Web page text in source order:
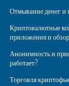
Отмывание денег и
Криптовалютные
приложения и
Анонимность и
работает?
Торговля